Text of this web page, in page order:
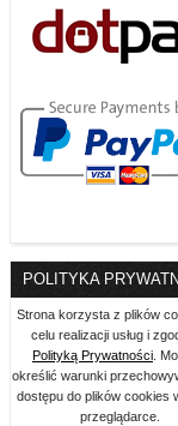
POLITYKA
Strona korzysta z plików
celu realizacji usług i
Polityką Prywatności .
określić warunki
dostępu do plików cookies
przeglądarce.